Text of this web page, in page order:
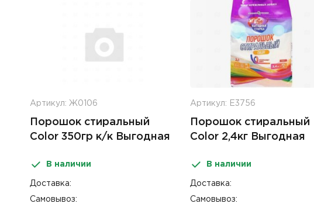
Артикул: Ж0106
Порошок стиральный
Color 350гр к/к Выгодная
В наличии
Доставка:
Самовывоз:
Артикул: Е3756
Порошок стиральный
Color 2,4кг Выгодная
В наличии
Доставка:
Самовывоз: